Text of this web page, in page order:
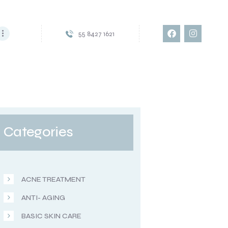
55 8427 1621
Categories
ACNE TREATMENT
ANTI- AGING
BASIC SKIN CARE